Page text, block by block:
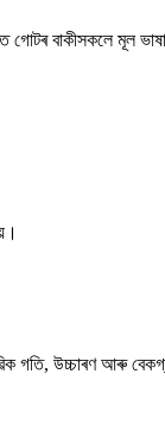
বাকীসকলে মূল
গতি, উচ্চাৰণ আৰু